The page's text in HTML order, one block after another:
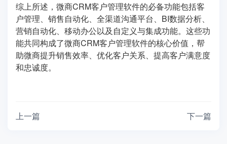
综上所述，微商CRM客户管理软件的必备功能包括客
户管理、销售自动化、全渠道沟通平台、BI数据分析、
营销自动化、移动办公以及自定义与集成功能。这些功
能共同构成了微商CRM客户管理软件的核心价值，帮
助微商提升销售效率、优化客户关系、提高客户满意度
和忠诚度。
上一篇 下一篇